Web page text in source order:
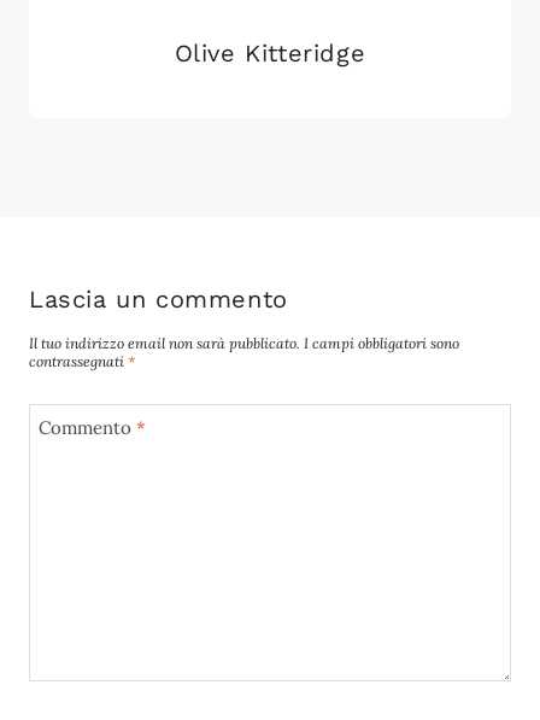
Olive Kitteridge
Lascia un commento
Il tuo indirizzo email non sarà pubblicato. I campi obbligatori sono
contrassegnati *
Commento *